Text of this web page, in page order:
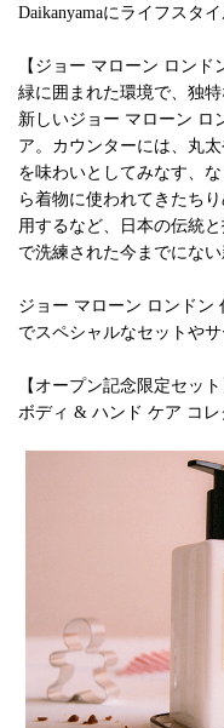
Daikanyamaにライフスタ
【ジョー マローン ロンド
緑に囲まれた環境で、独
新しいジョー マローン ロ
ア。カウンターには、丸
を味わいとしてみなす、
ら着物に使われてきたち
用するなど、日本の伝統
で洗練された今までにな
ジョー マローン ロンドン
でスペシャルなセットやサ
【オープン記念限定セット
ボディ & ハンド ケア コレ